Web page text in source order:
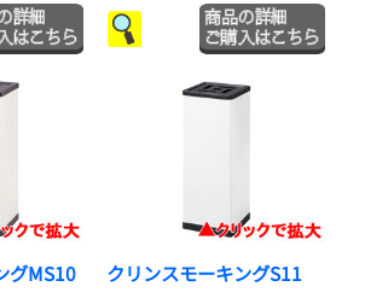
グMS10
クリンスモーキングS11